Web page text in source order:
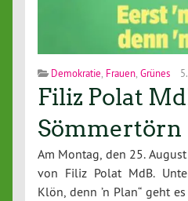
Demokratie, Frauen, Grünes
Filiz Polat
Sömmertörn
Am Montag, den 25.
von Filiz Polat MdB.
Klön, denn ’n Plan“ geht